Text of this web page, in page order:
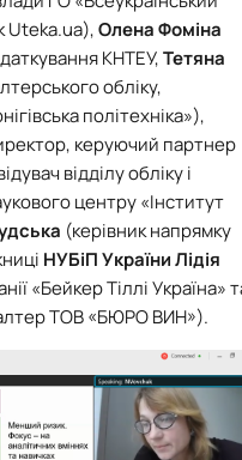
Uteka.ua),Олена Фоміна
КНТЕУ,Тетяна
обліку,
політехніка»),
керуючий партнер
відділу обліку і
центру «Інститут
(керівник напрямку
НУБіП УкраїниЛідія
«Бейкер Тіллі Україна»
ТОВ «БЮРО ВИН»).